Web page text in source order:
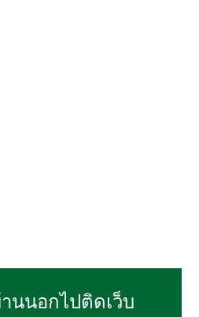
นนอกไปติดเว็บ